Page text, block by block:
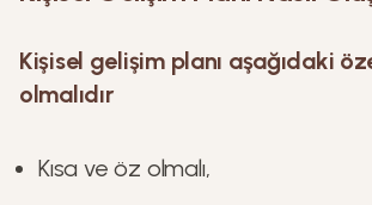
Kişisel gelişim planı aşağıdaki
olmalıdır
Kısa ve öz olmalı,